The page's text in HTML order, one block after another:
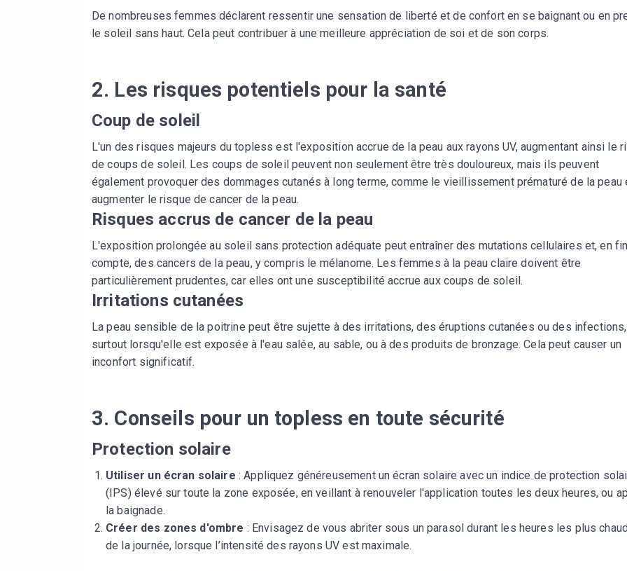
De nombreuses femmes déclarent ressentir une sensation de liberté et de confort en se baignant ou en
le soleil sans haut. Cela peut contribuer à une meilleure appréciation de soi et de son corps.
2. Les risques potentiels pour la santé
Coup de soleil
L'un des risques majeurs du topless est l'exposition accrue de la peau aux rayons UV, augmentant ainsi le
de coups de soleil. Les coups de soleil peuvent non seulement être très douloureux, mais ils peuvent
également provoquer des dommages cutanés à long terme, comme le vieillissement prématuré de la peau
augmenter le risque de cancer de la peau.
Risques accrus de cancer de la peau
L'exposition prolongée au soleil sans protection adéquate peut entraîner des mutations cellulaires et, en
compte, des cancers de la peau, y compris le mélanome. Les femmes à la peau claire doivent être
particulièrement prudentes, car elles ont une susceptibilité accrue aux coups de soleil.
Irritations cutanées
La peau sensible de la poitrine peut être sujette à des irritations, des éruptions cutanées ou des infections,
surtout lorsqu'elle est exposée à l'eau salée, au sable, ou à des produits de bronzage. Cela peut causer un
inconfort significatif.
3. Conseils pour un topless en toute sécurité
Protection solaire
Utiliser un écran solaire : Appliquez généreusement un écran solaire avec un indice de protection
(IPS) élevé sur toute la zone exposée, en veillant à renouveler l'application toutes les deux heures, ou
la baignade.
Créer des zones d'ombre : Envisagez de vous abriter sous un parasol durant les heures les plus
de la journée, lorsque l’intensité des rayons UV est maximale.